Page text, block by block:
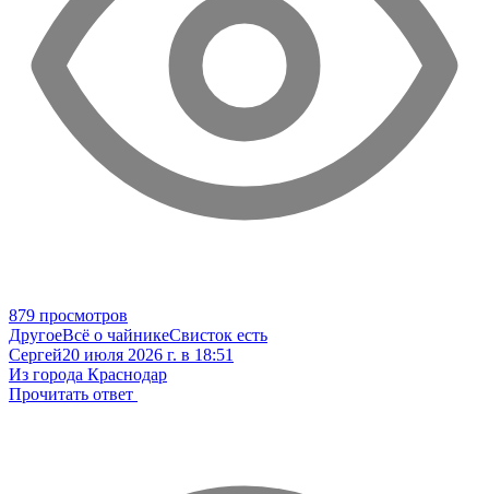
879 просмотров
ДругоеВсё о чайникеСвисток есть
Сергей20 июля 2026 г. в 18:51
Из города Краснодар
Прочитать ответ